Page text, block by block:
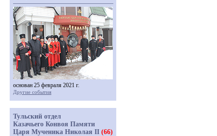
основан 25 февраля 2021 г.
Другие события
Тульский отдел
Казачьего Конвоя Памяти
Царя Мученика Николая II (66)